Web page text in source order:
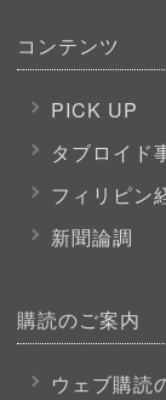
コンテンツ
PICK UP
タブロイド
フィリピン
新聞論調
購読のご案内
ウェブ購読